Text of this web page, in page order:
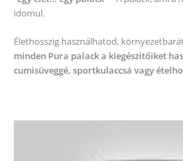
idomul.
Élethosszig használhatod,
minden Pura palack a kiegészítőiket
cumisüveggé, sportkulaccsá vagy